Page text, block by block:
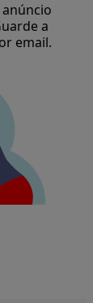
a
email.